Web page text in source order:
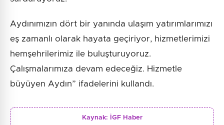
Aydınımızın dört bir yanında ulaşım yatırımlarımızı
eş zamanlı olarak hayata geçiriyor, hizmetlerimizi
hemşehrilerimiz ile buluşturuyoruz.
Çalışmalarımıza devam edeceğiz. Hizmetle
büyüyen Aydın” ifadelerini kullandı.
Kaynak: İGF Haber